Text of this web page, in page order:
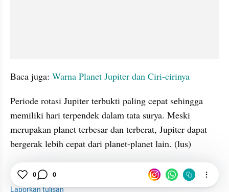
Baca juga: Warna Planet Jupiter dan Ciri-cirinya
Periode rotasi Jupiter terbukti paling cepat sehingga
memiliki hari terpendek dalam tata surya. Meski
merupakan planet terbesar dan terberat, Jupiter dapat
bergerak lebih cepat dari planet-planet lain. (lus)
Jupiter
Laporkan tulisan
0 0